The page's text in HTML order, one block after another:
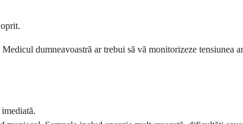
dumneavoastră ar trebui să vă monitorizeze tensiunea